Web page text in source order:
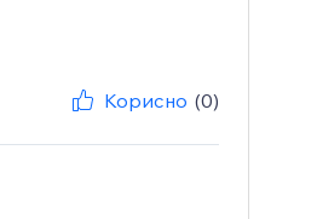
Корисно (0)